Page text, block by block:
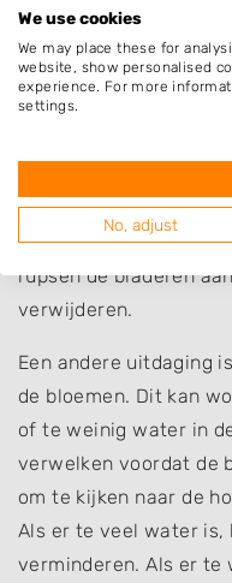
plagen.
Een veel voorkomend
zijn aanvallen door
afsterven van de
voorkomen kunt u de
larven doden in warm
rupsen de bladeren
verwijderen.
Een andere uitdaging
de bloemen. Dit kan
of te weinig water in
verwelken voordat de
om te kijken naar de
Als er te veel water is,
verminderen. Als er te
We use cookies
We may place these for
website, show personalised
experience. For more
settings.
No, adjust